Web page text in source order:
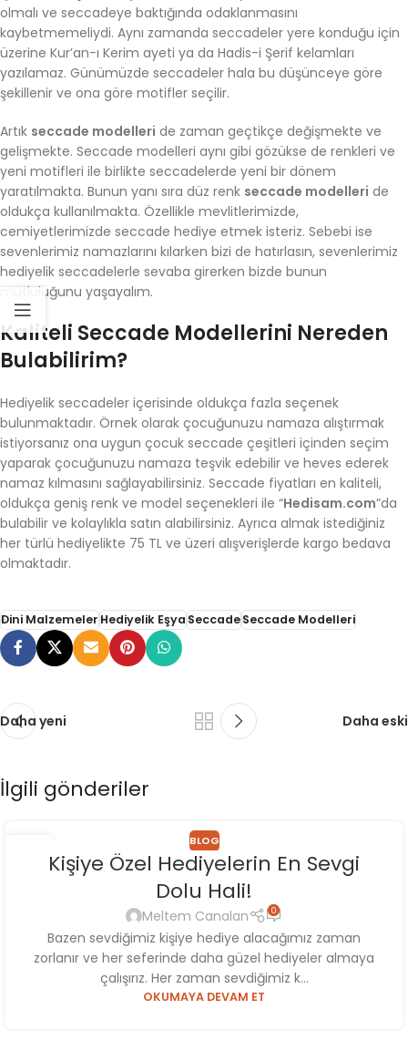
olmalı ve seccadeye baktığında odaklanmasını
kaybetmemeliydi. Aynı zamanda seccadeler yere konduğu için
üzerine Kur’an-ı Kerim ayeti ya da Hadis-i Şerif kelamları
yazılamaz. Günümüzde seccadeler hala bu düşünceye göre
şekillenir ve ona göre motifler seçilir.
Artık seccade modelleri de zaman geçtikçe değişmekte ve
gelişmekte. Seccade modelleri aynı gibi gözükse de renkleri ve
yeni motifleri ile birlikte seccadelerde yeni bir dönem
yaratılmakta. Bunun yanı sıra düz renk seccade modelleri de
oldukça kullanılmakta. Özellikle mevlitlerimizde,
cemiyetlerimizde seccade hediye etmek isteriz. Sebebi ise
sevenlerimiz namazlarını kılarken bizi de hatırlasın, sevenlerimiz
hediyelik seccadelerle sevaba girerken bizde bunun
mutluluğunu yaşayalım.
Kaliteli Seccade Modellerini Nereden
Bulabilirim?
Hediyelik seccadeler içerisinde oldukça fazla seçenek
bulunmaktadır. Örnek olarak çocuğunuzu namaza alıştırmak
istiyorsanız ona uygun çocuk seccade çeşitleri içinden seçim
yaparak çocuğunuzu namaza teşvik edebilir ve heves ederek
namaz kılmasını sağlayabilirsiniz. Seccade fiyatları en kaliteli,
oldukça geniş renk ve model seçenekleri ile “Hedisam.com”da
bulabilir ve kolaylıkla satın alabilirsiniz. Ayrıca almak istediğiniz
her türlü hediyelikte 75 TL ve üzeri alışverişlerde kargo bedava
olmaktadır.
Dini MalzemelerHediyelik EşyaSeccadeSeccade Modelleri
Daha yeni Daha eski
İlgili gönderiler
BLOG
Kişiye Özel Hediyelerin En Sevgi
Dolu Hali!
Meltem Canalan 0
Bazen sevdiğimiz kişiye hediye alacağımız zaman
zorlanır ve her seferinde daha güzel hediyeler almaya
çalışırız. Her zaman sevdiğimiz k...
OKUMAYA DEVAM ET